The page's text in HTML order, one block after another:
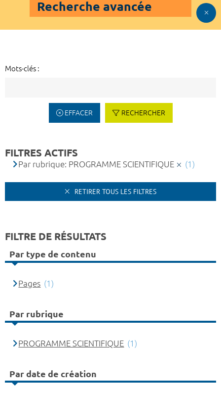
Recherche avancée
Mots-clés :
EFFACER RECHERCHER
FILTRES ACTIFS
Par rubrique: PROGRAMME SCIENTIFIQUE (1)
RETIRER TOUS LES FILTRES
FILTRE DE RÉSULTATS
Par type de contenu
Pages (1)
Par rubrique
PROGRAMME SCIENTIFIQUE (1)
Par date de création